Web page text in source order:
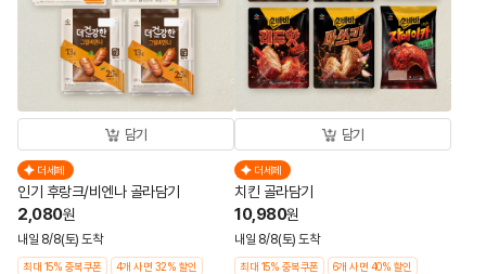
담기
더세페
인기 후랑크/비엔나 골라담기
2,080원
내일 8/8(토) 도착
최대 15% 중복쿠폰 4개 사면 32% 할인
담기
더세페
치킨 골라담기
10,980원
내일 8/8(토) 도착
최대 15% 중복쿠폰 6개 사면 40% 할인